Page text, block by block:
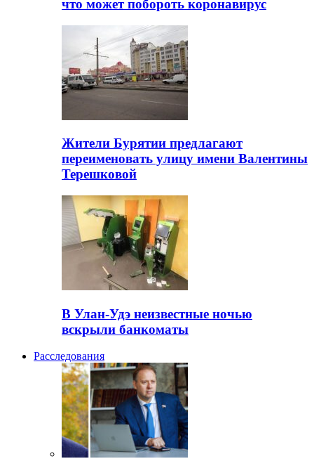
что может побороть коронавирус
Жители Бурятии предлагают
переименовать улицу имени Валентины
Терешковой
В Улан-Удэ неизвестные ночью
вскрыли банкоматы
Расследования